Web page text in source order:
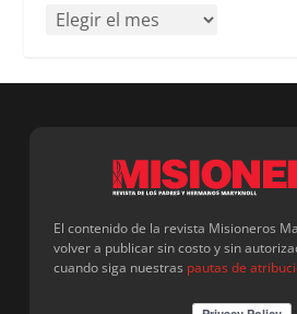
El contenido de la revista Misioneros
volver a publicar sin costo y sin
cuando siga nuestras pautas de